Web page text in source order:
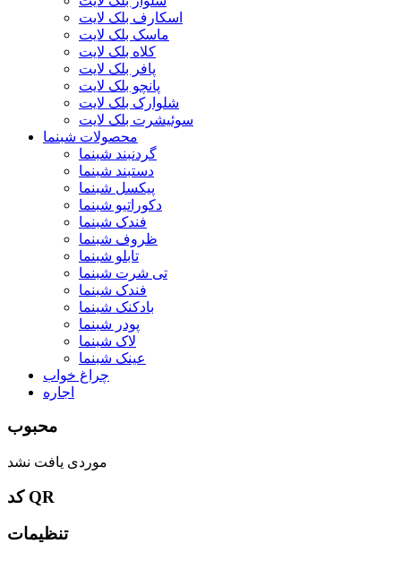
اسکارف بلک لایت
ماسک بلک لایت
کلاه بلک لایت
پافر بلک لایت
پانچو بلک لایت
شلوارک بلک لایت
سوئیشرت بلک لایت
محصولات شبنما
گردنبند شبنما
دستبند شبنما
پیکسل شبنما
دکوراتیو شبنما
فندک شبنما
ظروف شبنما
تابلو شبنما
تی شرت شبنما
فندک شبنما
بادکنک شبنما
پودر شبنما
لاک شبنما
عینک شبنما
چراغ خواب
اجاره
محبوب
موردی یافت نشد
کد QR
تنظیمات